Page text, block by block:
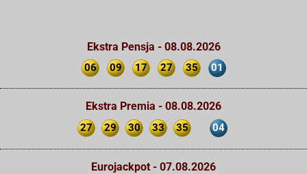
Ekstra Pensja - 08.08.2026
06 09 17 27 35 01
Ekstra Premia - 08.08.2026
27 29 30 33 35 04
Eurojackpot - 07.08.2026